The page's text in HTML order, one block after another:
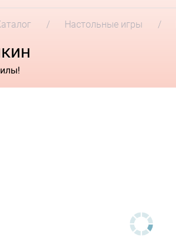
Настольные игры